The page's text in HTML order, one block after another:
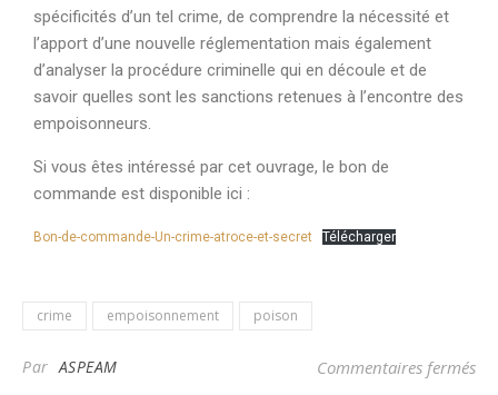
spécificités d’un tel crime, de comprendre la nécessité et
l’apport d’une nouvelle réglementation mais également
d’analyser la procédure criminelle qui en découle et de
savoir quelles sont les sanctions retenues à l’encontre des
empoisonneurs.
Si vous êtes intéressé par cet ouvrage, le bon de
commande est disponible ici :
Bon-de-commande-Un-crime-atroce-et-secret Télécharger
crime empoisonnement poison
ParASPEAM Commentaires fermés